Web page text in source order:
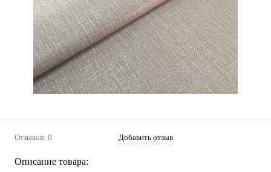
Отзывов: 0 Добавить отзыв
Описание товара: